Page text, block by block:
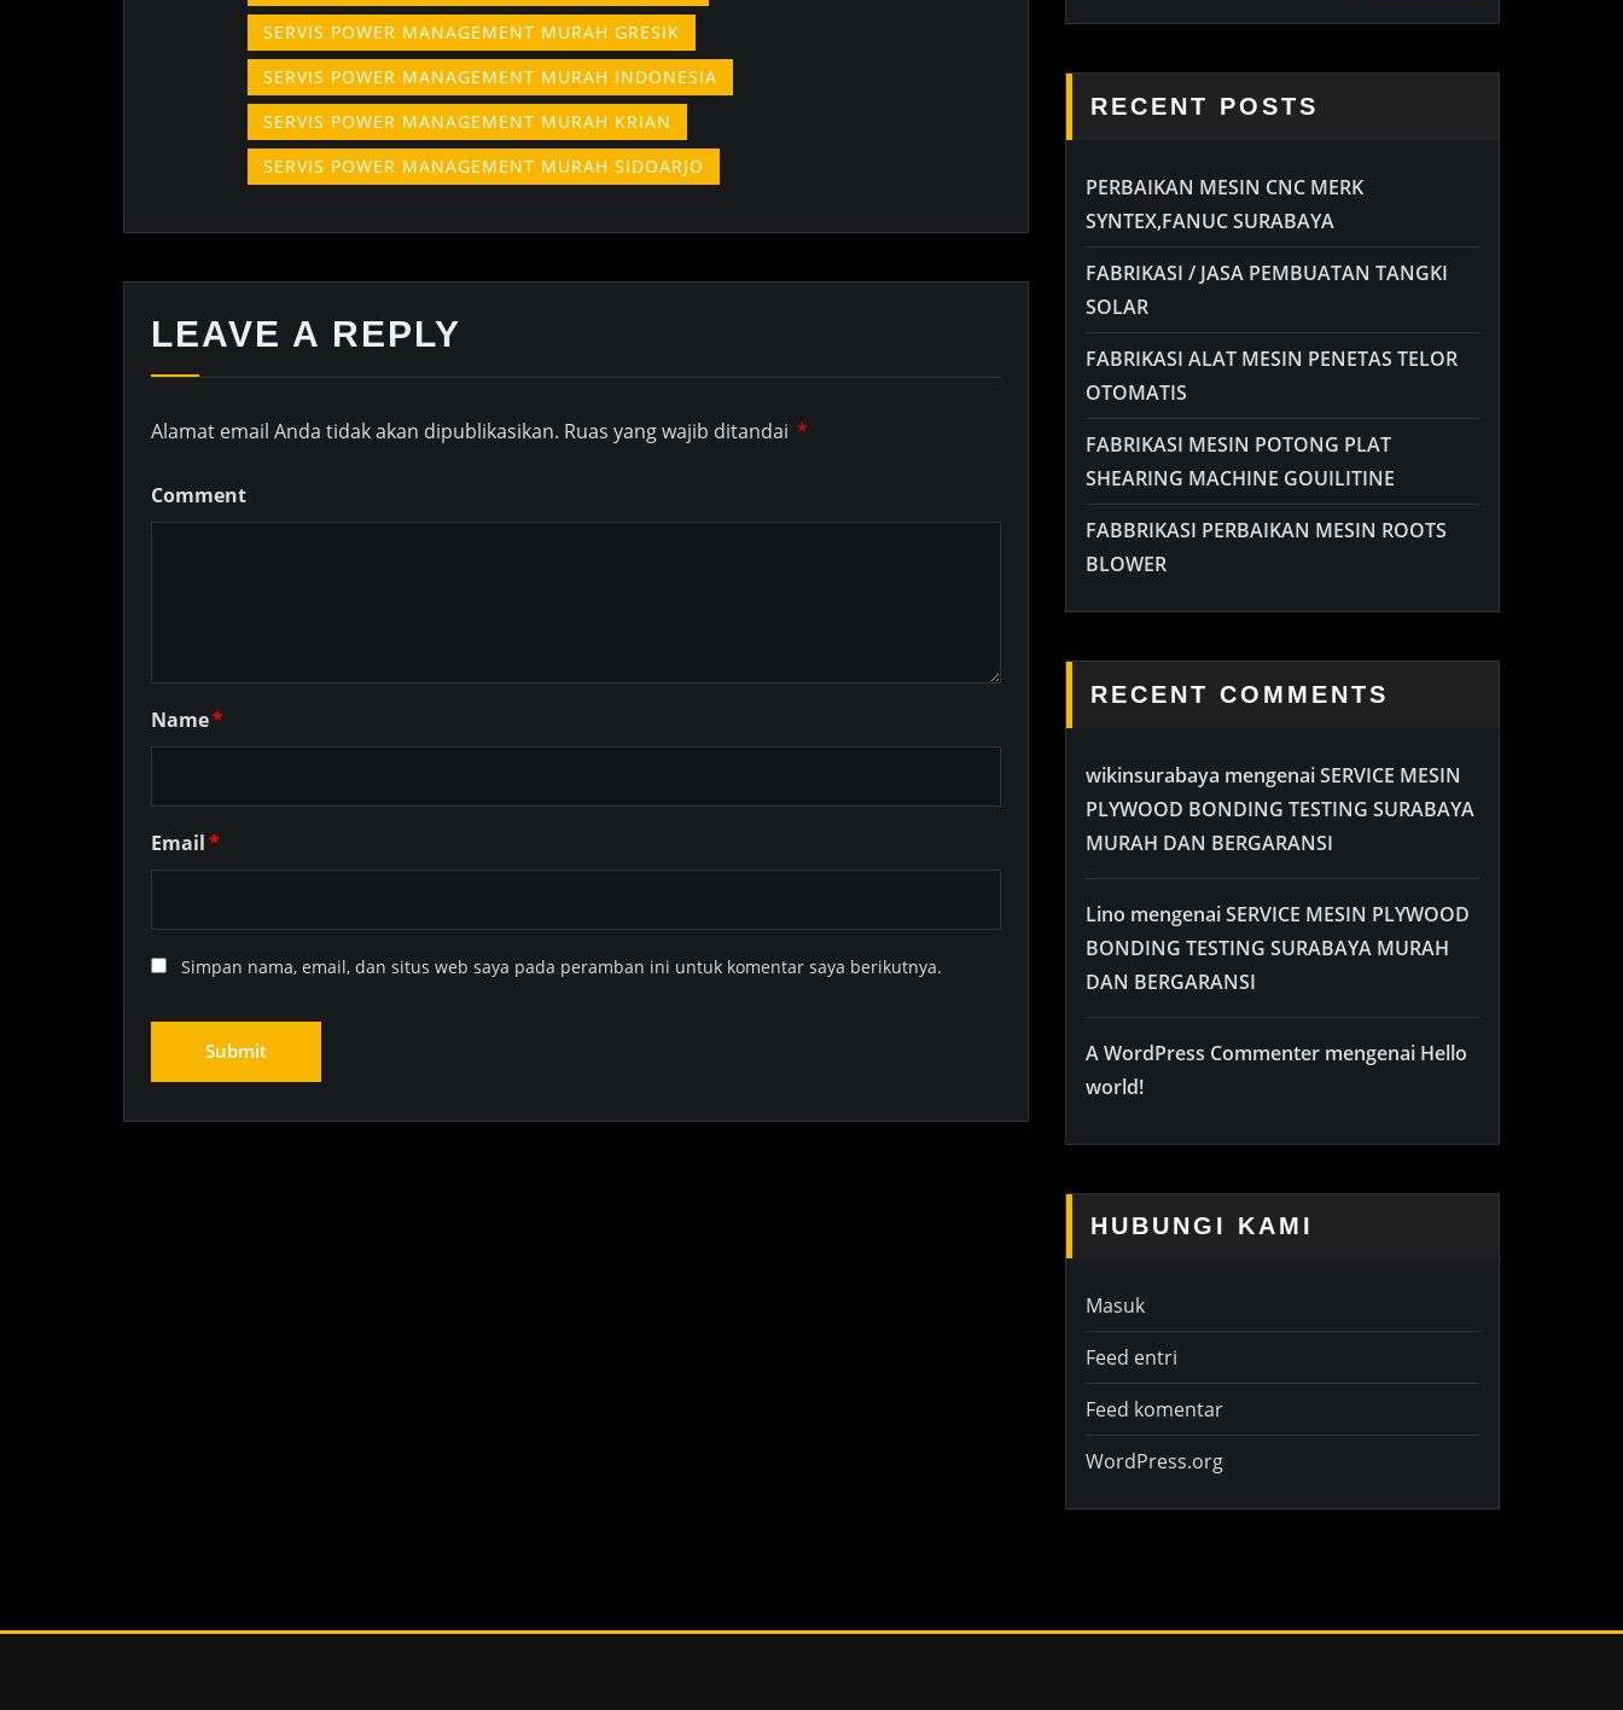
SERVIS POWER MANAGEMENT MURAH GRESIK
SERVIS POWER MANAGEMENT MURAH INDONESIA
SERVIS POWER MANAGEMENT MURAH KRIAN
SERVIS POWER MANAGEMENT MURAH SIDOARJO
LEAVE A REPLY
Alamat email Anda tidak akan dipublikasikan. Ruas yang wajib ditandai *
Comment
Name*
Email*
Simpan nama, email, dan situs web saya pada peramban ini untuk komentar saya berikutnya.
RECENT POSTS
PERBAIKAN MESIN CNC MERK
SYNTEX,FANUC SURABAYA
FABRIKASI / JASA PEMBUATAN TANGKI
SOLAR
FABRIKASI ALAT MESIN PENETAS TELOR
OTOMATIS
FABRIKASI MESIN POTONG PLAT
SHEARING MACHINE GOUILITINE
FABBRIKASI PERBAIKAN MESIN ROOTS
BLOWER
RECENT COMMENTS
wikinsurabaya mengenaiSERVICE MESIN
PLYWOOD BONDING TESTING SURABAYA
MURAH DAN BERGARANSI
Lino mengenaiSERVICE MESIN PLYWOOD
BONDING TESTING SURABAYA MURAH
DAN BERGARANSI
A WordPress Commenter mengenai Hello
world!
HUBUNGI KAMI
Masuk
Feed entri
Feed komentar
WordPress.org